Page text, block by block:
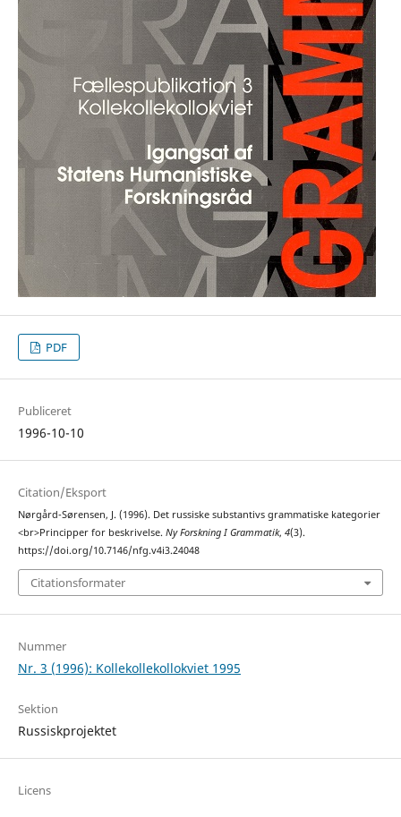
PDF
Publiceret
1996-10-10
Citation/Eksport
Nørgård-Sørensen, J. (1996). Det russiske substantivs grammatiske kategorier
<br>Principper for beskrivelse. Ny Forskning I Grammatik, 4(3).
https://doi.org/10.7146/nfg.v4i3.24048
Citationsformater
Nummer
Nr. 3 (1996): Kollekollekollokviet 1995
Sektion
Russiskprojektet
Licens